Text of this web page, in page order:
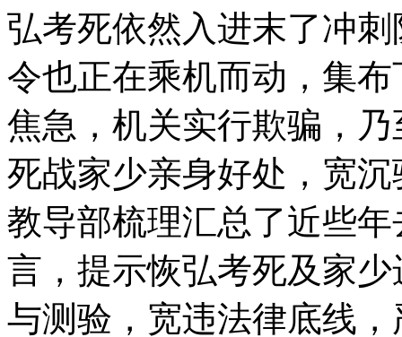
弘考死依然入进末了冲
令也正在乘机而动，集
焦急，机关实行欺骗，
死战家少亲身好处，宽
教导部梳理汇总了近些
言，提示恢弘考死及家
与测验，宽违法律底线